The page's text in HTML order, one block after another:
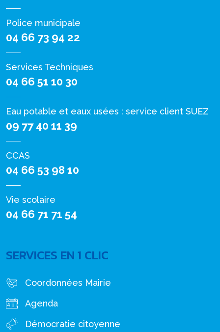
Police municipale
04 66 73 94 22
Services Techniques
04 66 51 10 30
Eau potable et eaux usées : service client SUEZ
09 77 40 11 39
CCAS
04 66 53 98 10
Vie scolaire
04 66 71 71 54
SERVICES EN 1 CLIC
Coordonnées Mairie
Agenda
Démocratie citoyenne